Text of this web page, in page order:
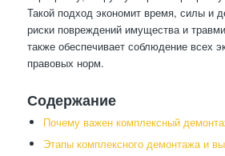
Такой подход экономит время, силы и
риски повреждений имущества и
также обеспечивает соблюдение всех
правовых норм.
Содержание
Почему важен комплексный
Этапы комплексного демонтажа и